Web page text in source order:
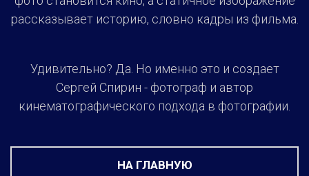
рассказывает историю, словно кадры из фильма.
Удивительно? Да. Но именно это и создает
Сергей Спирин - фотограф и автор
кинематографического подхода в фотографии.
НА ГЛАВНУЮ